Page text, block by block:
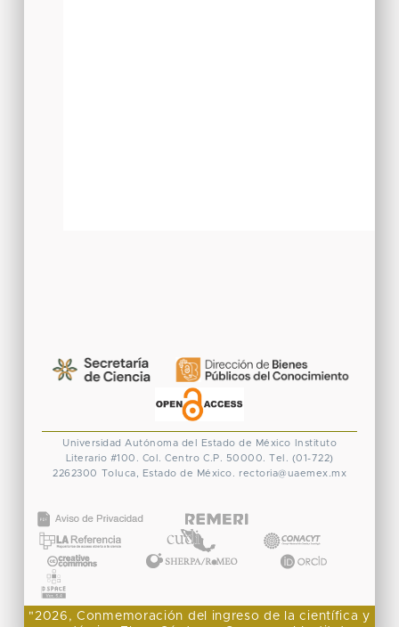
Universidad Autónoma del Estado de México
Instituto
Literario #100. Col. Centro C.P. 50000. Tel. (01-722)
2262300 Toluca, Estado de México. rectoria@uaemex.mx
"2026, Conmemoración del ingreso de la científica y